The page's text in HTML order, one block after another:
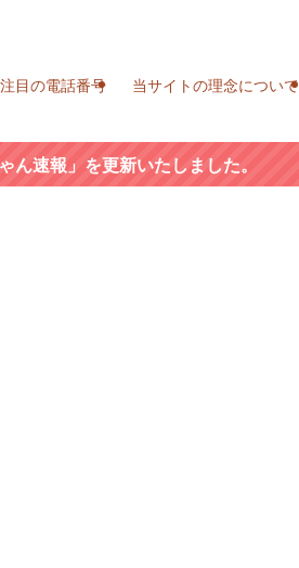
目の電話番号 当サイトの理念について
ん速報」を更新いたしました。